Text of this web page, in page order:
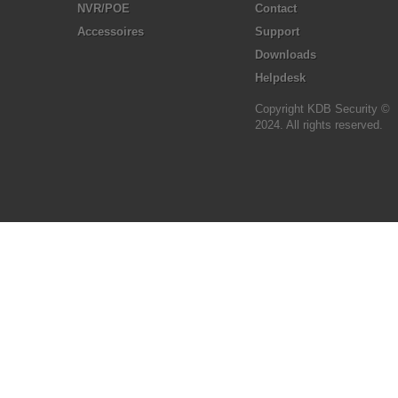
NVR/POE
Accessoires
Contact
Support
Downloads
Helpdesk
Copyright KDB Security ©
2024. All rights reserved.